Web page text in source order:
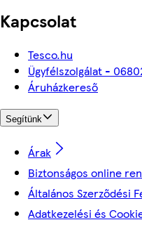
Kapcsolat
Tesco.hu
Ügyfélszolgálat -
Áruházkereső
Segítünk
Árak
Biztonságos online
Általános Szerződési
Adatkezelési és